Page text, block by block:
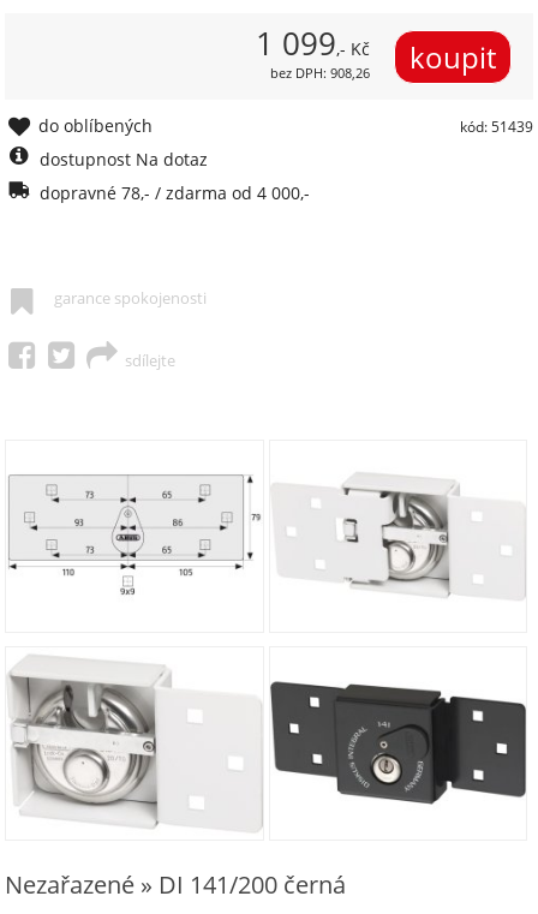
1 099,- Kč
bez DPH: 908,26
kód: 51439
do oblíbených
dostupnost Na dotaz
dopravné 78,- / zdarma od 4 000,-
garance spokojenosti
sdílejte
Nezařazené » DI 141/200 černá